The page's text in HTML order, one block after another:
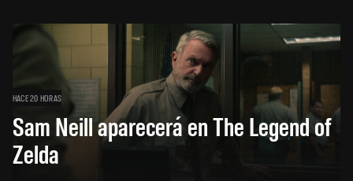
HACE 20 HORAS
Sam Neill aparecerá en The Legend of
Zelda